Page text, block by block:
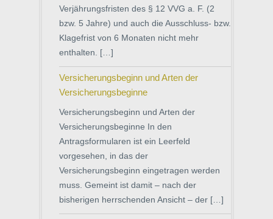
Verjährungsfristen des § 12 VVG a. F. (2
bzw. 5 Jahre) und auch die Ausschluss- bzw.
Klagefrist von 6 Monaten nicht mehr
enthalten. […]
Versicherungsbeginn und Arten der
Versicherungsbeginne
Versicherungsbeginn und Arten der
Versicherungsbeginne In den
Antragsformularen ist ein Leerfeld
vorgesehen, in das der
Versicherungsbeginn eingetragen werden
muss. Gemeint ist damit – nach der
bisherigen herrschenden Ansicht – der […]